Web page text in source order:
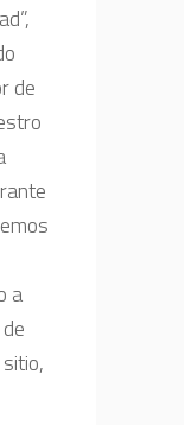
de
a